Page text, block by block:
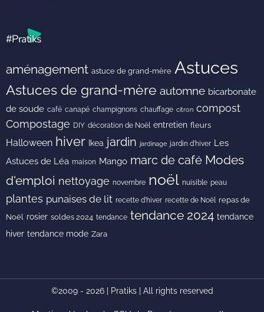
#Pratiks
aménagement astuce de grand-mère Astuces
Astuces de grand-mère automne bicarbonate
de soude café canapé champignons chauffage citron compost
Compostage DIY décoration de Noël entretien fleurs
Halloween hiver Ikea jardin jardinage jardin d'hiver Les
Astuces de Léa maison Mango marc de café Modes
d'emploi nettoyage novembre noël nuisible peau
plantes punaises de lit recette d'hiver recette de Noël repas de
Noël
rosier soldes 2024 tendance tendance 2024 tendance
hiver tendance mode Zara
©2009 - 2026 | Pratiks | All rights reserved